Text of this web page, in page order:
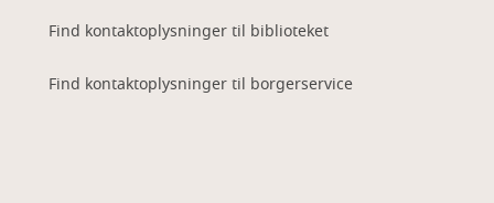
Find kontaktoplysninger til biblioteket
Find kontaktoplysninger til borgerservice